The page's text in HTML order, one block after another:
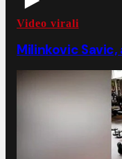
Video virali
Milinkovic